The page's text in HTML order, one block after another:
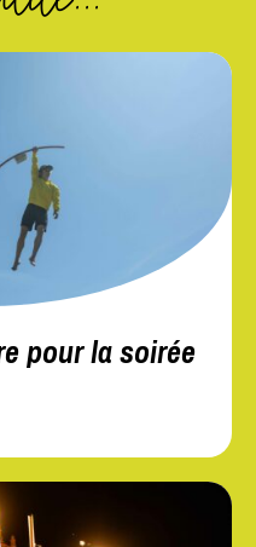
pour la soirée